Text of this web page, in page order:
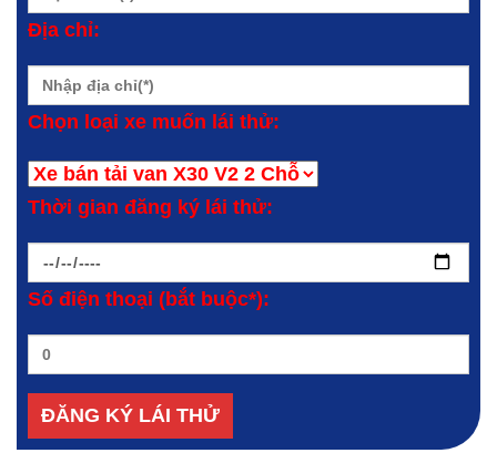
Địa chỉ:
Chọn loại xe muốn lái thử:
Thời gian đăng ký lái thử:
Số điện thoại (bắt buộc*):